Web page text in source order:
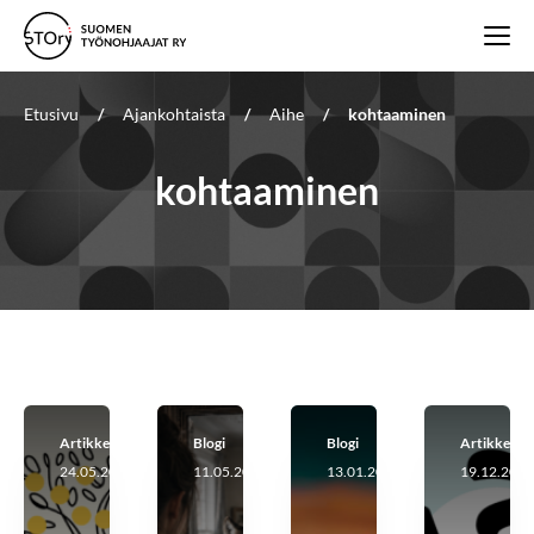
Etusivu / Ajankohtaista / Aihe / kohtaaminen
kohtaaminen
Artikkeli
24.05.2026
Blogi
11.05.2026
Blogi
13.01.2026
Artikkeli
19.12.2025